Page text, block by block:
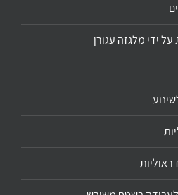
ידי מלגזה עגורן